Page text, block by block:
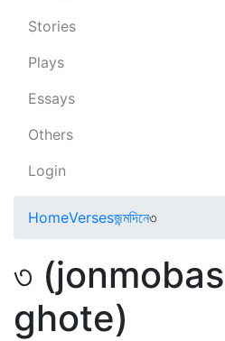
Stories
Plays
Essays
Others
Login
HomeVersesজন্মদিনে৩
৩
ghote)